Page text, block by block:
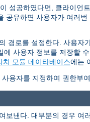
성공하였다면, 클라이언
유하면 사용자가 여러
경로를 설정한다. 사용자
사용자 정보를 저장할 수
치 모듈 데이타베이스에는
용자를 지정하여 권한부
보낸다. 대부분의 경우 여